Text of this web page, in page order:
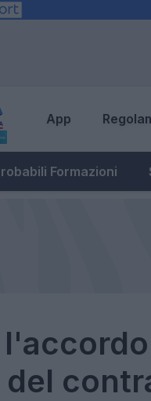
App
Formazioni